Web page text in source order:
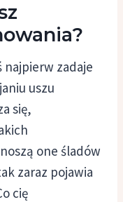
najpierw zadaje
uszu
się,
one śladów
zaraz pojawia
cię